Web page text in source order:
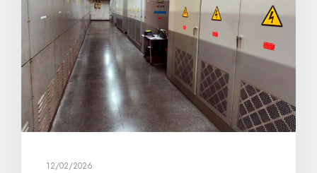
12/02/2026